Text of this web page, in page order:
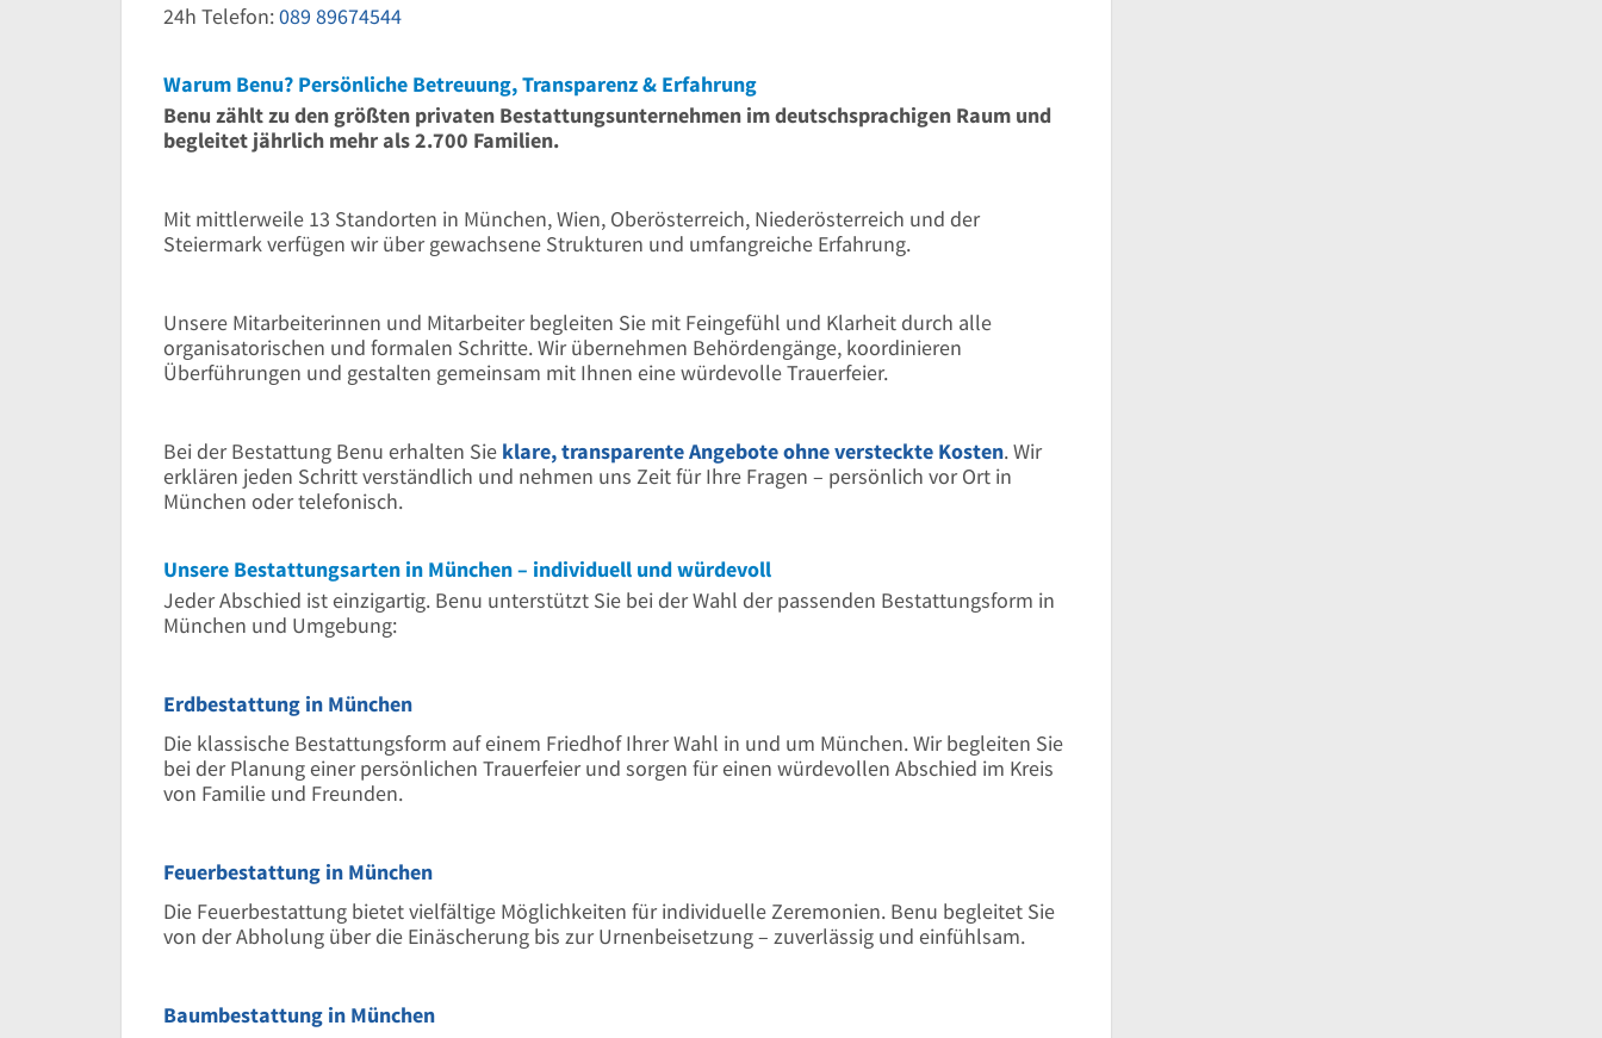
24h Telefon:089 89674544
Warum Benu? Persönliche Betreuung, Transparenz & Erfahrung
Benu zählt zu den größten privaten Bestattungsunternehmen im deutschsprachigen Raum und
begleitet jährlich mehr als 2.700 Familien.
Mit mittlerweile 13 Standorten in München, Wien, Oberösterreich, Niederösterreich und der
Steiermark verfügen wir über gewachsene Strukturen und umfangreiche Erfahrung.
Unsere Mitarbeiterinnen und Mitarbeiter begleiten Sie mit Feingefühl und Klarheit durch alle
organisatorischen und formalen Schritte. Wir übernehmen Behördengänge, koordinieren
Überführungen und gestalten gemeinsam mit Ihnen eine würdevolle Trauerfeier.
Bei der Bestattung Benu erhalten Sie klare, transparente Angebote ohne versteckte Kosten. Wir
erklären jeden Schritt verständlich und nehmen uns Zeit für Ihre Fragen – persönlich vor Ort in
München oder telefonisch.
Unsere Bestattungsarten in München – individuell und würdevoll
Jeder Abschied ist einzigartig. Benu unterstützt Sie bei der Wahl der passenden Bestattungsform in
München und Umgebung:
Erdbestattung in München
Die klassische Bestattungsform auf einem Friedhof Ihrer Wahl in und um München. Wir begleiten Sie
bei der Planung einer persönlichen Trauerfeier und sorgen für einen würdevollen Abschied im Kreis
von Familie und Freunden.
Feuerbestattung in München
Die Feuerbestattung bietet vielfältige Möglichkeiten für individuelle Zeremonien. Benu begleitet Sie
von der Abholung über die Einäscherung bis zur Urnenbeisetzung – zuverlässig und einfühlsam.
Baumbestattung in München